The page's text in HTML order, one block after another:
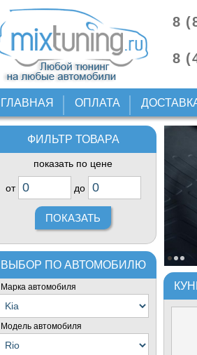
8
8
ГЛАВНАЯ ОПЛАТА
ФИЛЬТР ТОВАРА
показать по цене
от до
ВЫБОР ПО АВТОМОБИЛЮ
Марка автомобиля
Модель автомобиля